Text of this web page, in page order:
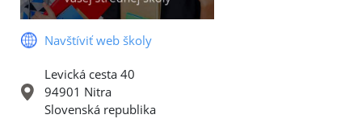
Navštíviť web školy
Levická cesta 40
94901 Nitra
Slovenská republika